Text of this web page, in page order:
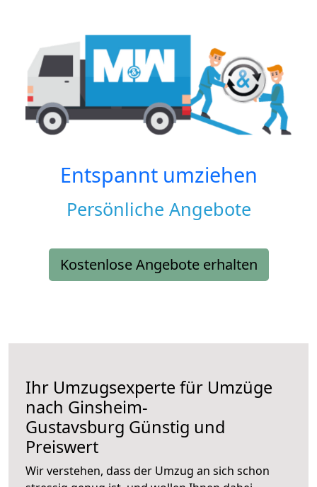
Entspannt umziehen
Persönliche Angebote
Kostenlose Angebote erhalten
Ihr Umzugsexperte für Umzüge
nach Ginsheim-
Gustavsburg Günstig und
Preiswert
Wir verstehen, dass der Umzug an sich schon